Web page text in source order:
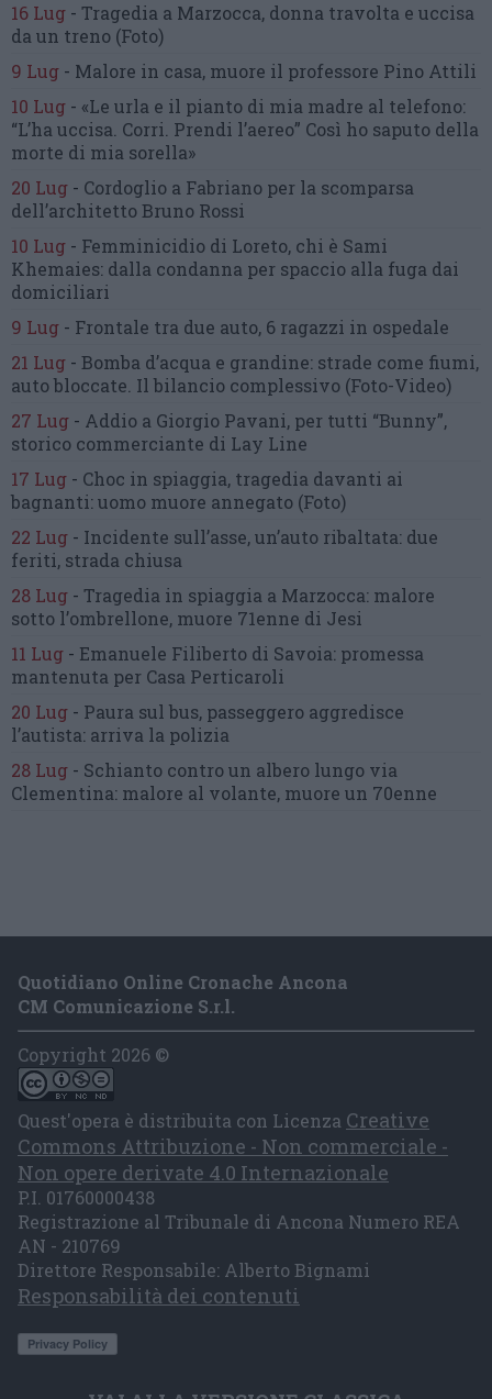
16 Lug - Tragedia a Marzocca, donna travolta e uccisa
da un treno (Foto)
9 Lug - Malore in casa, muore il professore Pino Attili
10 Lug - «Le urla e il pianto di mia madre al telefono:
“L’ha uccisa. Corri. Prendi l’aereo” Così ho saputo della
morte di mia sorella»
20 Lug - Cordoglio a Fabriano per la scomparsa
dell’architetto Bruno Rossi
10 Lug - Femminicidio di Loreto, chi è Sami
Khemaies: dalla condanna per spaccio alla fuga dai
domiciliari
9 Lug - Frontale tra due auto, 6 ragazzi in ospedale
21 Lug - Bomba d’acqua e grandine: strade come fiumi,
auto bloccate. Il bilancio complessivo (Foto-Video)
27 Lug - Addio a Giorgio Pavani, per tutti “Bunny”,
storico commerciante di Lay Line
17 Lug - Choc in spiaggia, tragedia davanti ai
bagnanti:uomo muore annegato (Foto)
22 Lug - Incidente sull’asse, un’auto ribaltata: due
feriti, strada chiusa
28 Lug - Tragedia in spiaggia a Marzocca: malore
sotto l’ombrellone, muore 71enne di Jesi
11 Lug - Emanuele Filiberto di Savoia: promessa
mantenuta per Casa Perticaroli
20 Lug - Paura sul bus, passeggero aggredisce
l’autista: arriva la polizia
28 Lug - Schianto contro un albero lungo via
Clementina: malore al volante, muore un 70enne
Quotidiano Online Cronache Ancona
CM Comunicazione S.r.l.
Copyright 2026 ©
Quest'opera è distribuita con Licenza Creative
Commons Attribuzione - Non commerciale -
Non opere derivate 4.0 Internazionale
P.I. 01760000438
Registrazione al Tribunale di Ancona Numero REA
AN - 210769
Direttore Responsabile: Alberto Bignami
Responsabilità dei contenuti